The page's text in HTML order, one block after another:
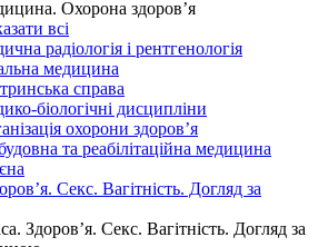
Охорона здоров’я
всі
радіологія і рентгенологія
медицина
справа
біологічні дисципліни
охорони здоров’я
та реабілітаційна медицина
Секс. Вагітність. Догляд за
Здоров’я. Секс. Вагітність. Догляд за